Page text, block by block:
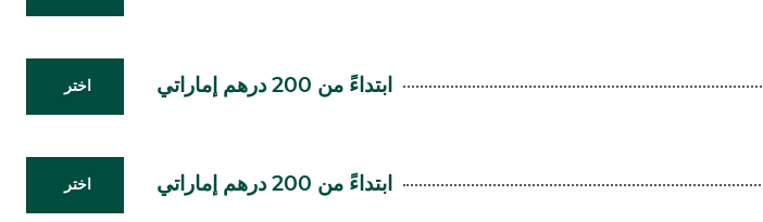
ابتداءً من 200 درهم إماراتي اختر
ابتداءً من 200 درهم إماراتي اختر